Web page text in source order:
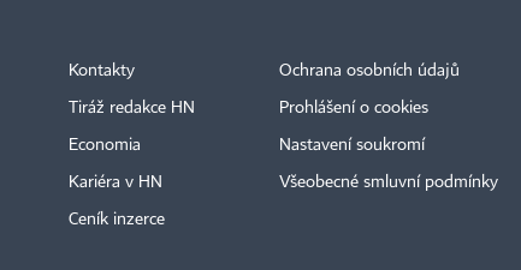
Kontakty
Tiráž redakce HN
Economia
Kariéra v HN
Ceník inzerce
Ochrana osobních údajů
Prohlášení o cookies
Nastavení soukromí
Všeobecné smluvní podmínky